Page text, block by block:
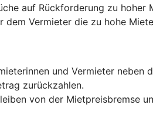
auf Rückforderung zu
Vermieter die zu hohe
und Vermieter
zurückzahlen.
von der Mietpreisbremse